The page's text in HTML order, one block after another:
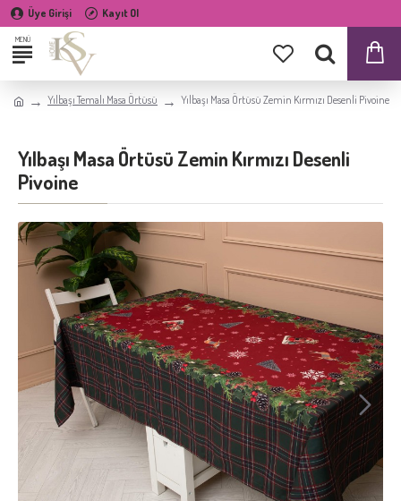
Üye Girişi Kayıt Ol
Yılbaşı Temalı Masa Örtüsü Yılbaşı Masa Örtüsü Zemin Kırmızı Desenli Pivoine
Yılbaşı Masa Örtüsü Zemin Kırmızı Desenli
Pivoine